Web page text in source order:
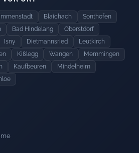
Immenstadt Blaichach
Sonthofen
Bad Hindelang
Oberstdorf
Isny Dietmannsried
Leutkirch
Kißlegg Wangen
Memmingen
Kaufbeuren
Mindelheim